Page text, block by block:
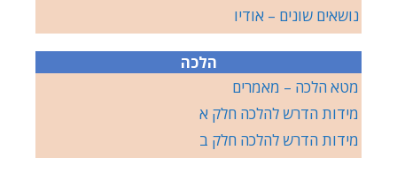
נושאים שונים – אודיו
הלכה
מטא הלכה – מאמרים
מידות הדרש להלכה חלק א
מידות הדרש להלכה חלק ב